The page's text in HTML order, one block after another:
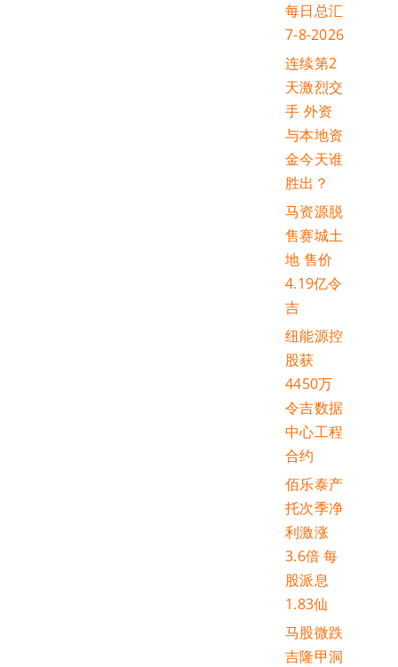
每日总汇
7-8-2026
连续第2
天激烈交
手 外资
与本地资
金今天谁
胜出？
马资源脱
售赛城土
地 售价
4.19亿令
吉
纽能源控
股获
4450万
令吉数据
中心工程
合约
佰乐泰产
托次季净
利激涨
3.6倍 每
股派息
1.83仙
马股微跌
吉隆甲洞